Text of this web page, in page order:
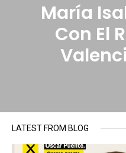
María
Con El
LATEST FROM BLOG